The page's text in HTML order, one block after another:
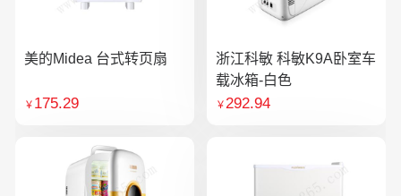
美的Midea 台式转页扇
￥ 175.29
浙江科敏 科敏K9A卧室车
载冰箱-白色
￥292.94